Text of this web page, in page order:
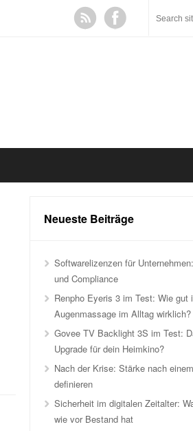
Neueste Beiträge
Softwarelizenzen für
und Compliance
Renpho Eyeris 3 im Test: Wie gut
Augenmassage im Alltag wirklich?
Govee TV Backlight 3S im Test:
Upgrade für dein Heimkino?
Nach der Krise: Stärke nach
definieren
Sicherheit im digitalen Zeitalter:
wie vor Bestand hat